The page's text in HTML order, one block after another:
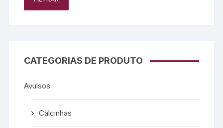
CATEGORIAS DE PRODUTO
Avulsos
Calcinhas